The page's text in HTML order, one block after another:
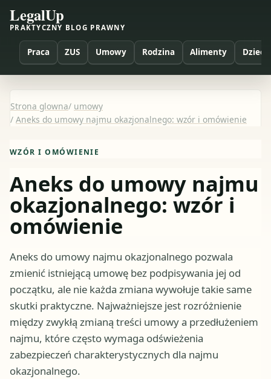
LegalUp
PRAKTYCZNY BLOG PRAWNY
Praca ZUS Umowy Rodzina Alimenty Dzieci
Strona glowna/ umowy
/ Aneks do umowy najmu okazjonalnego: wzór i omówienie
WZÓR I OMÓWIENIE
Aneks do umowy najmu
okazjonalnego: wzór i
omówienie
Aneks do umowy najmu okazjonalnego pozwala
zmienić istniejącą umowę bez podpisywania jej od
początku, ale nie każda zmiana wywołuje takie same
skutki praktyczne. Najważniejsze jest rozróżnienie
między zwykłą zmianą treści umowy a przedłużeniem
najmu, które często wymaga odświeżenia
zabezpieczeń charakterystycznych dla najmu
okazjonalnego.